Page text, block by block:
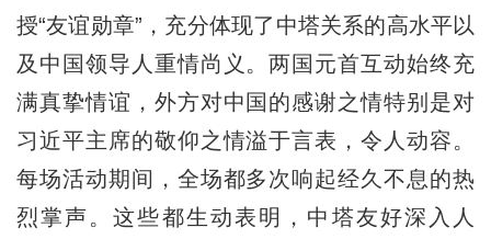
授“友谊勋章”，充分体现了中塔关系的高水平以
及中国领导人重情尚义。两国元首互动始终充
满真挚情谊，外方对中国的感谢之情特别是对
习近平主席的敬仰之情溢于言表，令人动容。
每场活动期间，全场都多次响起经久不息的热
烈掌声。这些都生动表明，中塔友好深入人